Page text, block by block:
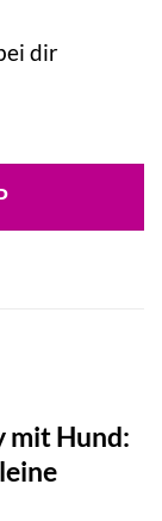
dir
mit Hund: